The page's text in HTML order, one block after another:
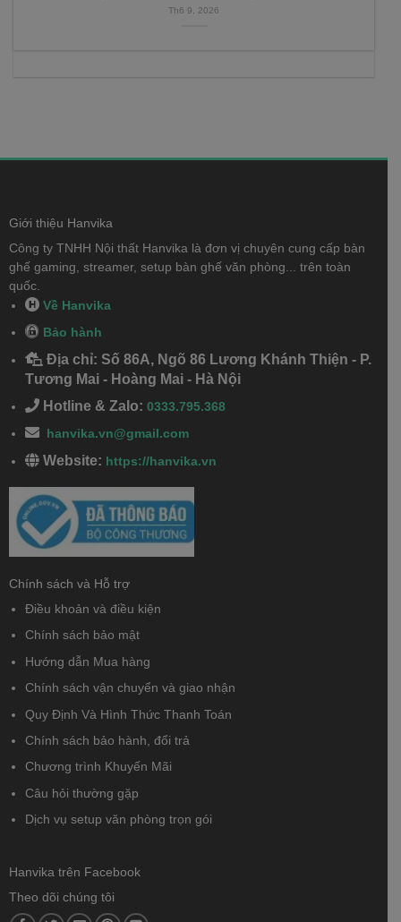
Th6 9, 2026
Giới thiệu Hanvika
Công ty TNHH Nội thất Hanvika là đơn vị chuyên cung cấp bàn
ghế gaming, streamer, setup bàn ghế văn phòng... trên toàn
quốc.
Về Hanvika
Bảo hành
Địa chỉ: Số 86A, Ngõ 86 Lương Khánh Thiện - P.
Tương Mai - Hoàng Mai - Hà Nội
Hotline & Zalo: 0333.795.368
hanvika.vn@gmail.com
Website: https://hanvika.vn
Chính sách và Hỗ trợ
Điều khoản và điều kiện
Chính sách bảo mật
Hướng dẫn Mua hàng
Chính sách vận chuyển và giao nhận
Quy Định Và Hình Thức Thanh Toán
Chính sách bảo hành, đổi trả
Chương trình Khuyến Mãi
Câu hỏi thường gặp
Dịch vụ setup văn phòng trọn gói
Hanvika trên Facebook
Theo dõi chúng tôi